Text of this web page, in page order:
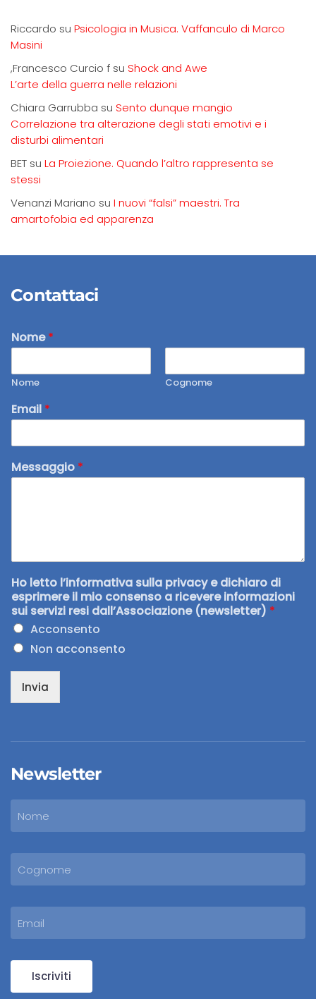
Riccardo su Psicologia in Musica. Vaffanculo di Marco
Masini
,Francesco Curcio f su Shock and Awe
L’arte della guerra nelle relazioni
Chiara Garrubba su Sento dunque mangio
Correlazione tra alterazione degli stati emotivi e i
disturbi alimentari
BET su La Proiezione. Quando l’altro rappresenta se
stessi
Venanzi Mariano su I nuovi “falsi” maestri. Tra
amartofobia ed apparenza
Contattaci
Nome*
Nome Cognome
Email *
Messaggio *
Ho letto l’informativa sulla privacy e dichiaro di
esprimere il mio consenso a ricevere informazioni
sui servizi resi dall’Associazione (newsletter) *
Acconsento
Non acconsento
Invia
Newsletter
Iscriviti